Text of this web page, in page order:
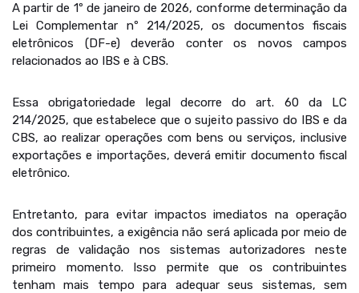
A partir de 1º de janeiro de 2026, conforme determinação da
Lei Complementar nº 214/2025, os documentos fiscais
eletrônicos (DF-e) deverão conter os novos campos
relacionados ao IBS e à CBS.
Essa obrigatoriedade legal decorre do art. 60 da LC
214/2025, que estabelece que o sujeito passivo do IBS e da
CBS, ao realizar operações com bens ou serviços, inclusive
exportações e importações, deverá emitir documento fiscal
eletrônico.
Entretanto, para evitar impactos imediatos na operação
dos contribuintes, a exigência não será aplicada por meio de
regras de validação nos sistemas autorizadores neste
primeiro momento. Isso permite que os contribuintes
tenham mais tempo para adequar seus sistemas, sem